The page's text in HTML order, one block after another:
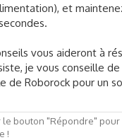
et
vous aideront à
je vous conseille
de Roborock pour un
le bouton "Répondre"
!